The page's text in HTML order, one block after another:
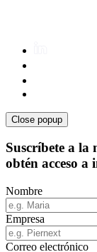
Close popup
Suscríbete a la
obtén acceso a
Nombre
Empresa
Correo electrónico